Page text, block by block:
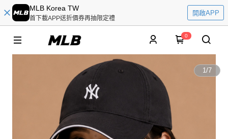
MLB Korea TW
首下載APP送折價券再抽限定禮
開啟APP
0
1/7